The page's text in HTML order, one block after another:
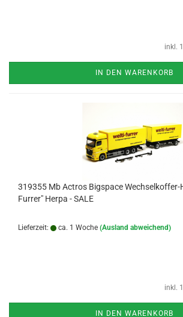
inkl.
IN DEN WARENKORB
319355 Mb Actros Bigspace Wechselkoffer-
Furrer" Herpa - SALE
Lieferzeit: ca. 1 Woche (Ausland abweichend)
inkl.
IN DEN WARENKORB